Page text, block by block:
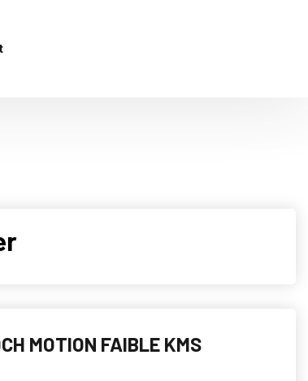
MOTION FAIBLE KMS